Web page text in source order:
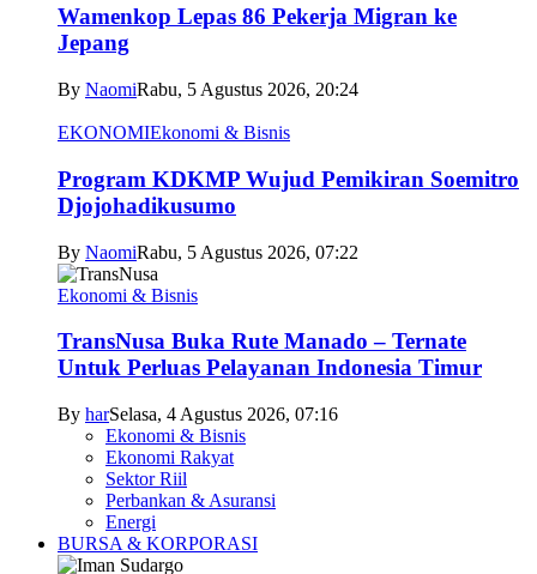
Wamenkop Lepas 86 Pekerja Migran ke
Jepang
By NaomiRabu, 5 Agustus 2026, 20:24
EKONOMIEkonomi & Bisnis
Program KDKMP Wujud Pemikiran Soemitro
Djojohadikusumo
By NaomiRabu, 5 Agustus 2026, 07:22
Ekonomi & Bisnis
TransNusa Buka Rute Manado – Ternate
Untuk Perluas Pelayanan Indonesia Timur
By harSelasa, 4 Agustus 2026, 07:16
Ekonomi & Bisnis
Ekonomi Rakyat
Sektor Riil
Perbankan & Asuransi
Energi
BURSA & KORPORASI